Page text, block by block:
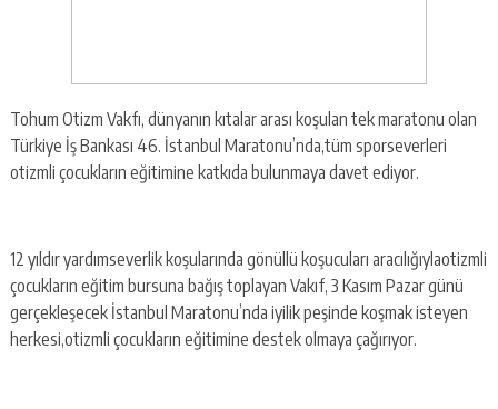
Tohum Otizm Vakfı, dünyanın kıtalar arası koşulan tek maratonu olan
Türkiye İş Bankası 46. İstanbul Maratonu’nda,tüm sporseverleri
otizmli çocukların eğitimine katkıda bulunmaya davet ediyor.
12 yıldır yardımseverlik koşularında gönüllü koşucuları aracılığıylaotizmli
çocukların eğitim bursuna bağış toplayan Vakıf, 3 Kasım Pazar günü
gerçekleşecek İstanbul Maratonu’nda iyilik peşinde koşmak isteyen
herkesi,otizmli çocukların eğitimine destek olmaya çağırıyor.